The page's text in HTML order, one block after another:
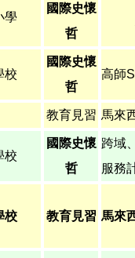
學
國際史懷
哲
校
國際史懷
哲
高師
教育見習 馬來
校
國際史懷
哲
跨域
服務
校 教育見習 馬來